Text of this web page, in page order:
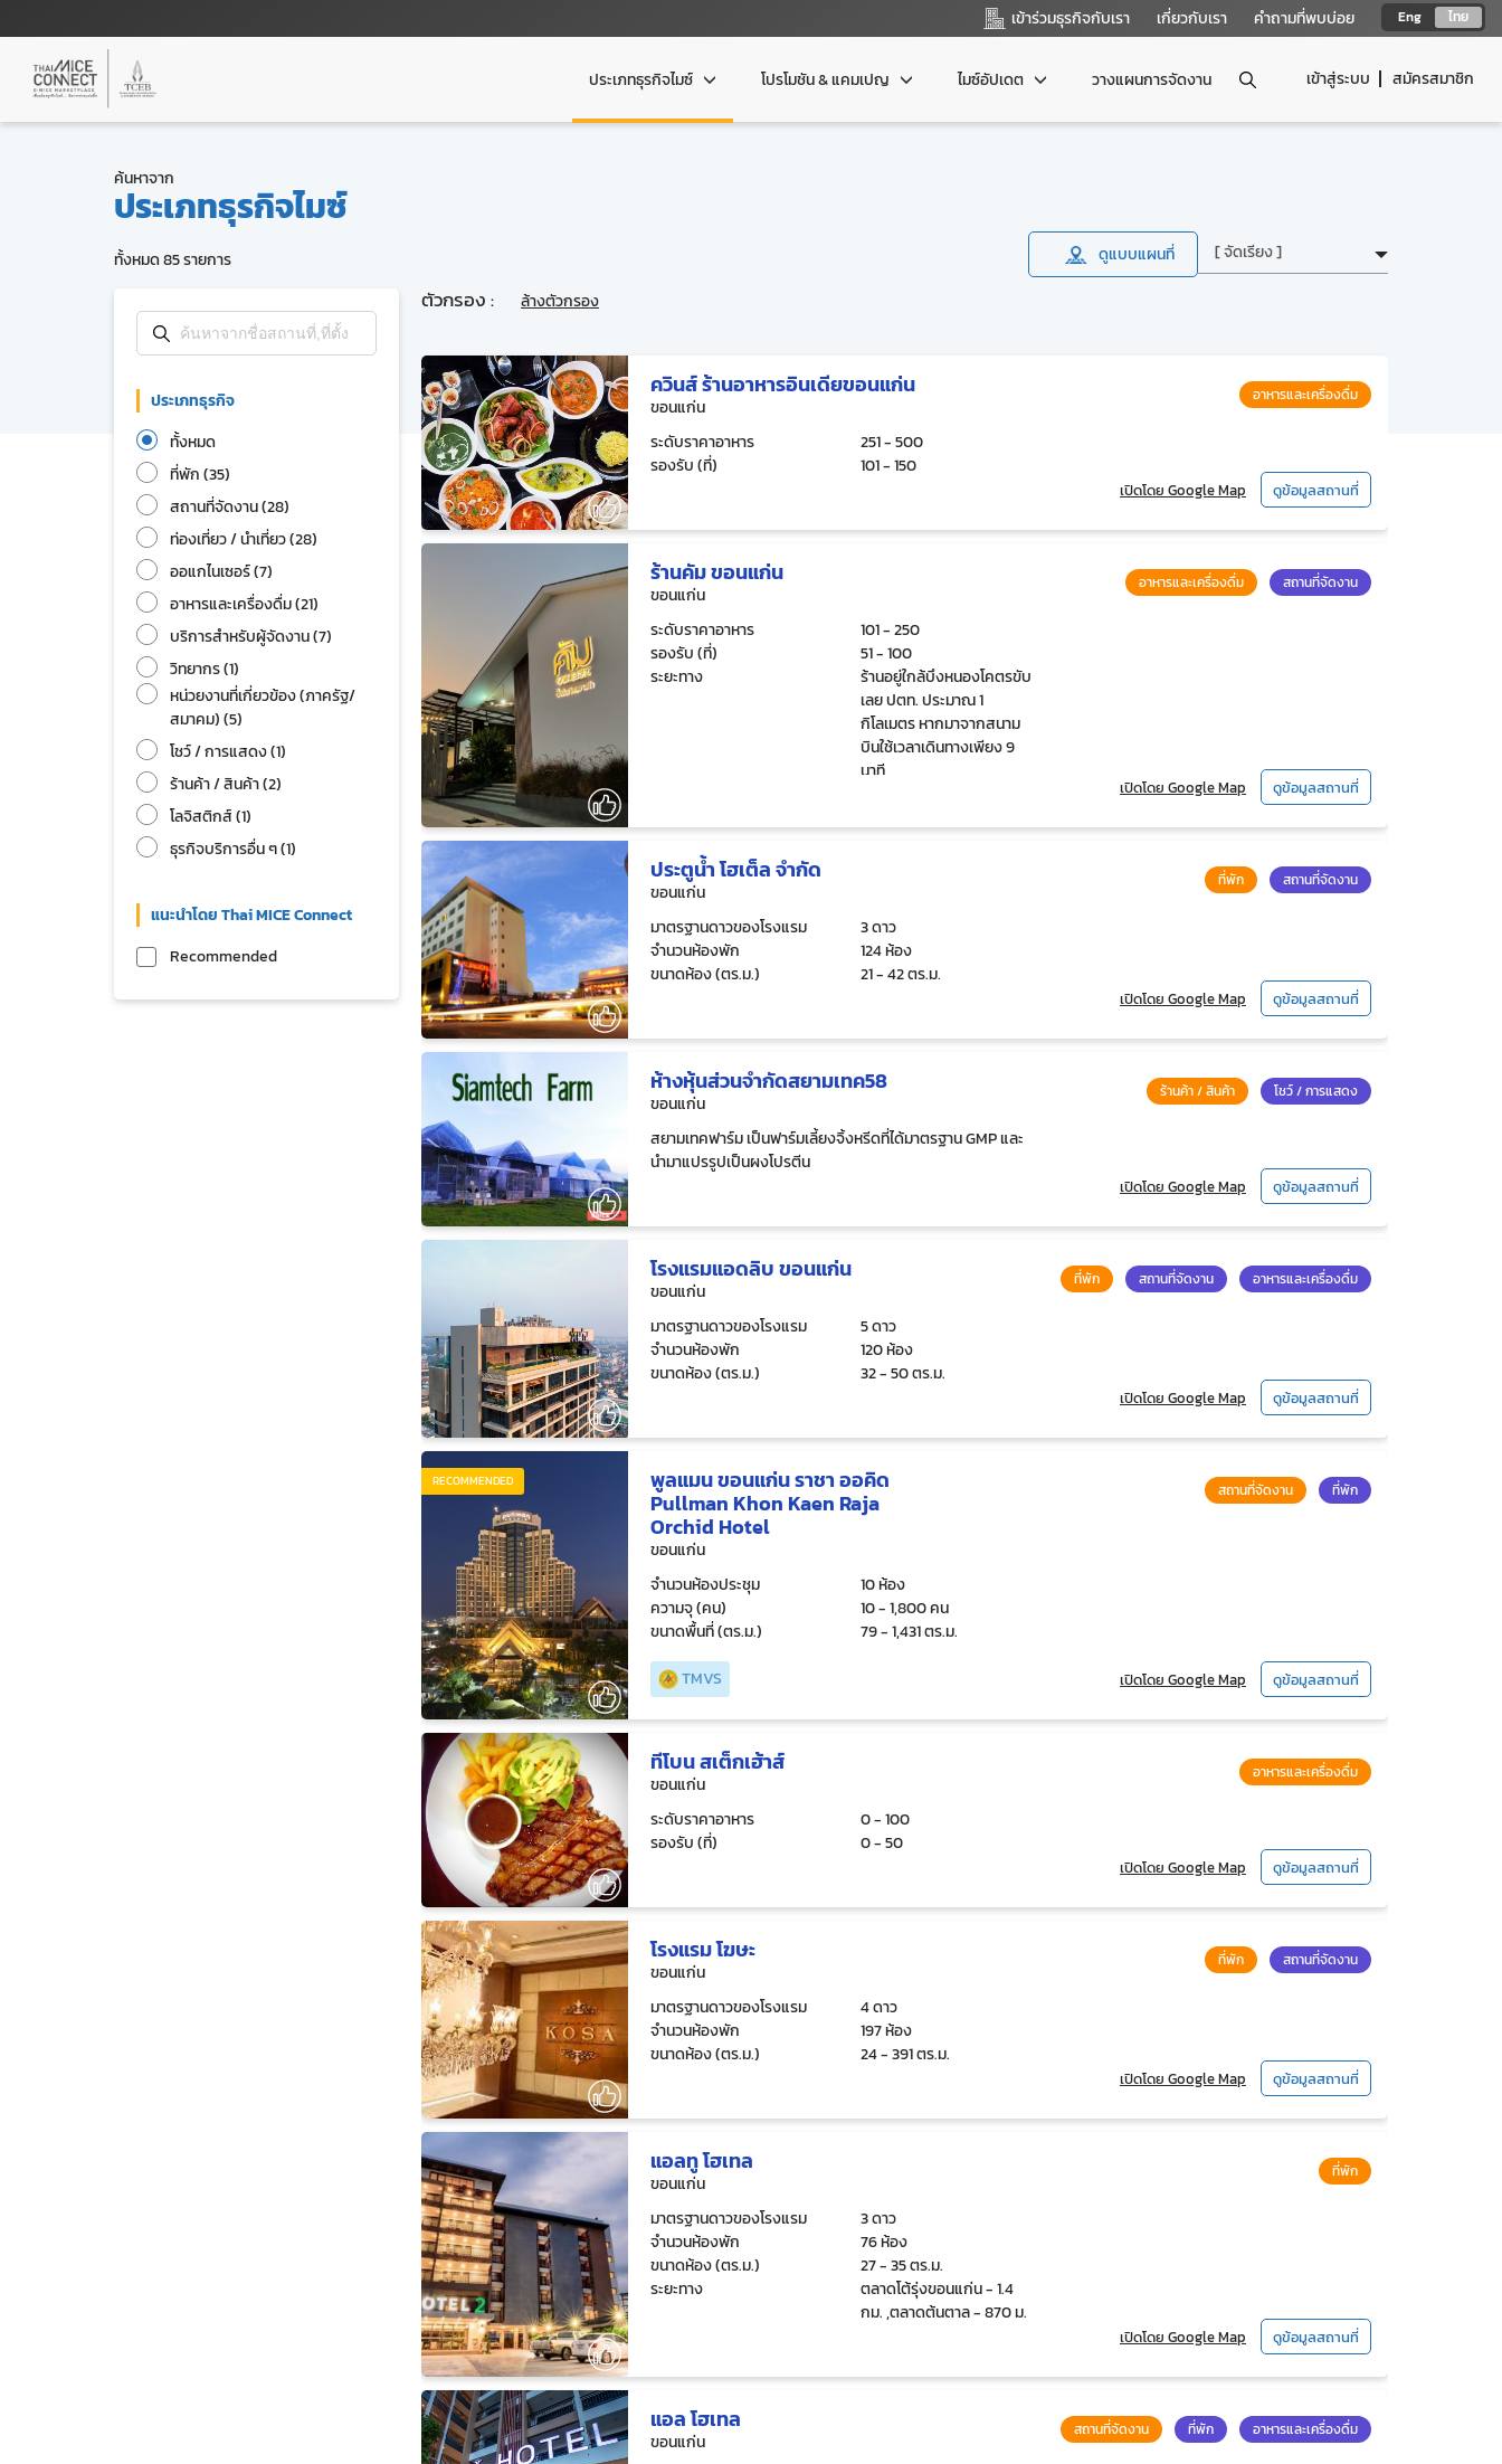
Eng ไทย
เข้าร่วมธุรกิจกับเรา เกี่ยวกับเรา คำถามที่พบบ่อย
เข้าสู่ระบบ สมัครสมาชิก
ประเภทธุรกิจไมซ์ โปรโมชัน & แคมเปญ ไมซ์อัปเดต วางแผนการจัดงาน
ค้นหาจาก
ประเภทธุรกิจไมซ์
ทั้งหมด 85 รายการ ดูแบบแผนที่
ประเภทธุรกิจ
ทั้งหมด
ที่พัก (35)
สถานที่จัดงาน (28)
ท่องเที่ยว / นำเที่ยว (28)
ออแกไนเซอร์ (7)
อาหารและเครื่องดื่ม (21)
บริการสำหรับผู้จัดงาน (7)
วิทยากร (1)
หน่วยงานที่เกี่ยวข้อง (ภาครัฐ/
สมาคม) (5)
โชว์ / การแสดง (1)
ร้านค้า / สินค้า (2)
โลจิสติกส์ (1)
ธุรกิจบริการอื่น ๆ (1)
แนะนําโดย Thai MICE Connect
Recommended
ตัวกรอง : ล้างตัวกรอง
ควินส์ ร้านอาหารอินเดียขอนแก่น
ขอนแก่น
อาหารและเครื่องดื่ม
ระดับราคาอาหาร
251 - 500
รองรับ (ที่)
101 - 150
เปิดโดย Google Map ดูข้อมูลสถานที่
ร้านคัม ขอนแก่น
ขอนแก่น
อาหารและเครื่องดื่ม สถานที่จัดงาน
ระดับราคาอาหาร
101 - 250
รองรับ (ที่)
51 - 100
ระยะทาง
ร้านอยู่ใกล้บึงหนองโคตรขับ
เลย ปตท. ประมาณ 1
กิโลเมตร หากมาจากสนาม
บินใช้เวลาเดินทางเพียง 9
นาที
เปิดโดย Google Map ดูข้อมูลสถานที่
ประตูน้ำ โฮเต็ล จำกัด
ขอนแก่น
ที่พัก สถานที่จัดงาน
มาตรฐานดาวของโรงแรม
3 ดาว
จำนวนห้องพัก
124 ห้อง
ขนาดห้อง (ตร.ม.)
21 - 42 ตร.ม.
เปิดโดย Google Map ดูข้อมูลสถานที่
ห้างหุ้นส่วนจำกัดสยามเทค58
ขอนแก่น
ร้านค้า / สินค้า โชว์ / การแสดง
สยามเทคฟาร์ม เป็นฟาร์มเลี้ยงจิ้งหรีดที่ได้มาตรฐาน GMP และ
นำมาแปรรูปเป็นผงโปรตีน
เปิดโดย Google Map ดูข้อมูลสถานที่
โรงแรมแอดลิบ ขอนแก่น
ขอนแก่น
ที่พัก สถานที่จัดงาน อาหารและเครื่องดื่ม
มาตรฐานดาวของโรงแรม
5 ดาว
จำนวนห้องพัก
120 ห้อง
ขนาดห้อง (ตร.ม.)
32 - 50 ตร.ม.
เปิดโดย Google Map ดูข้อมูลสถานที่
RECOMMENDED พูลแมน ขอนแก่น ราชา ออคิด
Pullman Khon Kaen Raja
Orchid Hotel
ขอนแก่น
สถานที่จัดงาน ที่พัก
จำนวนห้องประชุม
10 ห้อง
ความจุ (คน)
10 - 1,800 คน
ขนาดพื้นที่ (ตร.ม.)
79 - 1,431 ตร.ม.
TMVS
เปิดโดย Google Map ดูข้อมูลสถานที่
ทีโบน สเต็กเฮ้าส์
ขอนแก่น
อาหารและเครื่องดื่ม
ระดับราคาอาหาร
0 - 100
รองรับ (ที่)
0 - 50
เปิดโดย Google Map ดูข้อมูลสถานที่
โรงแรม โฆษะ
ขอนแก่น
ที่พัก สถานที่จัดงาน
มาตรฐานดาวของโรงแรม
4 ดาว
จำนวนห้องพัก
197 ห้อง
ขนาดห้อง (ตร.ม.)
24 - 391 ตร.ม.
เปิดโดย Google Map ดูข้อมูลสถานที่
แอลทู โฮเทล
ขอนแก่น
ที่พัก
มาตรฐานดาวของโรงแรม
3 ดาว
จำนวนห้องพัก
76 ห้อง
ขนาดห้อง (ตร.ม.)
27 - 35 ตร.ม.
ระยะทาง
ตลาดโต้รุ่งขอนแก่น - 1.4
กม. ,ตลาดต้นตาล - 870 ม.
เปิดโดย Google Map ดูข้อมูลสถานที่
แอล โฮเทล
ขอนแก่น
สถานที่จัดงาน ที่พัก อาหารและเครื่องดื่ม